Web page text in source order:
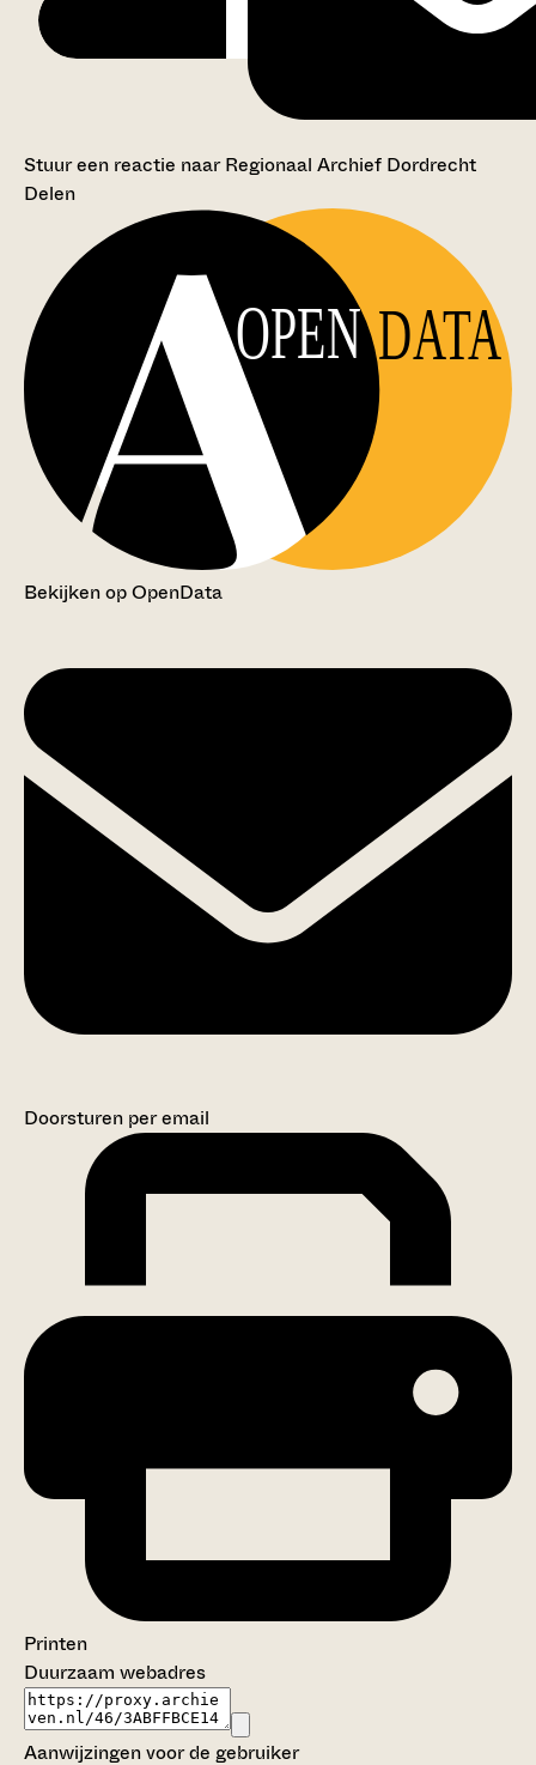
Stuur een reactie naar Regionaal Archief Dordrecht
Delen
OPEN DATA
Bekijken op OpenData
Doorsturen per email
Printen
Duurzaam webadres
Aanwijzingen voor de gebruiker